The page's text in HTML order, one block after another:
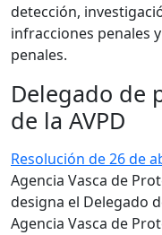
detección,
infracciones penales
penales.
Delegado de
de la AVPD
Resolución de 26 de
Agencia Vasca de
designa el Delegado
Agencia Vasca de